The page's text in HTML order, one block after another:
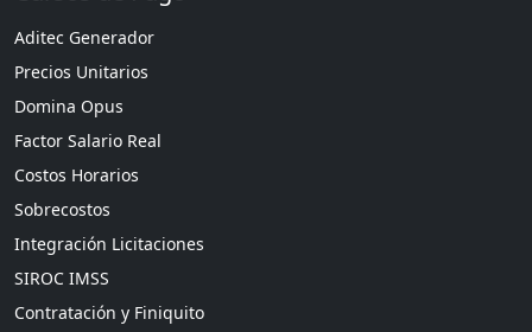
Aditec Generador
Precios Unitarios
Domina Opus
Factor Salario Real
Costos Horarios
Sobrecostos
Integración Licitaciones
SIROC IMSS
Contratación y Finiquito